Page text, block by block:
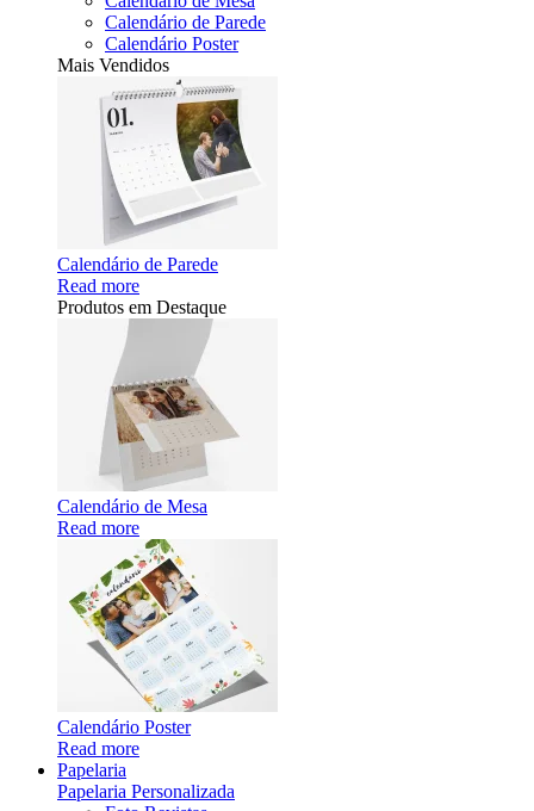
Calendário de Parede
Calendário Poster
Mais Vendidos
Calendário de Parede
Read more
Produtos em Destaque
Calendário de Mesa
Read more
Calendário Poster
Read more
Papelaria
Papelaria Personalizada